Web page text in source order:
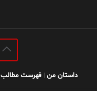
داستان من |فهرست مطالب